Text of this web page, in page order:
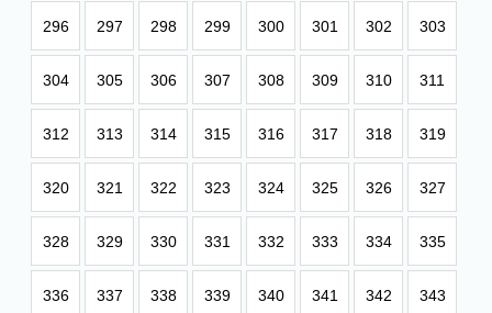
296 297 298 299 300 301 302 303
304 305 306 307 308 309 310 311
312 313 314 315 316 317 318 319
320 321 322 323 324 325 326 327
328 329 330 331 332 333 334 335
336 337 338 339 340 341 342 343